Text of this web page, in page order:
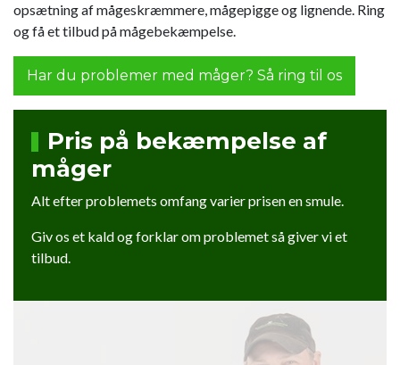
opsætning af mågeskræmmere, mågepigge og lignende. Ring
og få et tilbud på mågebekæmpelse.
Har du problemer med måger? Så ring til os
Pris på bekæmpelse af
måger
Alt efter problemets omfang varier prisen en smule.
Giv os et kald og forklar om problemet så giver vi et
tilbud.